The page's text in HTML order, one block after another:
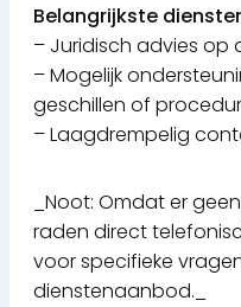
Belangrijkste
– Juridisch advies
– Mogelijk
geschillen of
– Laagdrempelig
_Noot: Omdat er
raden direct
voor specifieke
dienstenaanbod._